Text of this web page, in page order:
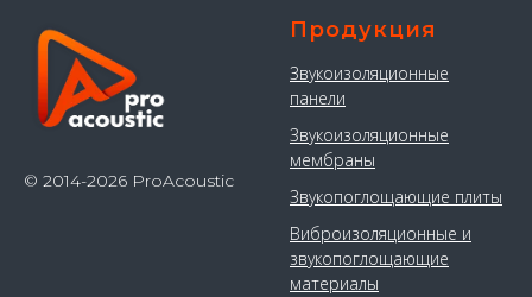
© 2014-2026 ProAcoustic
Продукция
Звукоизоляционные
панели
Звукоизоляционные
мембраны
Звукопоглощающие плиты
Виброизоляционные и
звукопоглощающие
материалы